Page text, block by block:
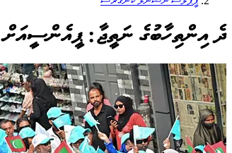
ދެ އިންތިހާބުގެ ނަތީޖާ: ޕީއެންސީއަށް 584 ގޮނޑި، އެމްޑީޕީއަށް 563 ގޮނޑި